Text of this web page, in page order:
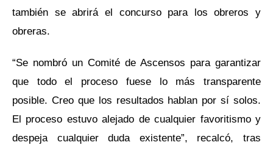
también se abrirá el concurso para los obreros y
obreras.
“Se nombró un Comité de Ascensos para garantizar
que todo el proceso fuese lo más transparente
posible. Creo que los resultados hablan por sí solos.
El proceso estuvo alejado de cualquier favoritismo y
despeja cualquier duda existente”, recalcó, tras